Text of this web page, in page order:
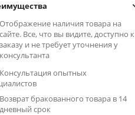
Отображение наличия товара на
сайте. Все, что вы видите, доступно к
заказу и не требует уточнения у
консультанта
Консультация опытных
Возврат бракованного товара в 14
дневный срок